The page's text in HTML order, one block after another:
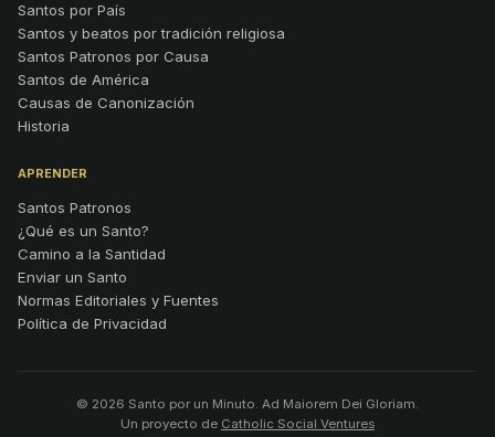
Santos por País
Santos y beatos por tradición religiosa
Santos Patronos por Causa
Santos de América
Causas de Canonización
Historia
APRENDER
Santos Patronos
¿Qué es un Santo?
Camino a la Santidad
Enviar un Santo
Normas Editoriales y Fuentes
Política de Privacidad
© 2026 Santo por un Minuto. Ad Maiorem Dei Gloriam.
Un proyecto de Catholic Social Ventures